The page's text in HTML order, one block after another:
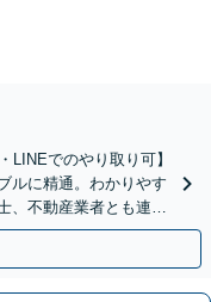
LINEでのやり取り可】
ルに精通。わかりやす
、不動産業者とも連携
談】